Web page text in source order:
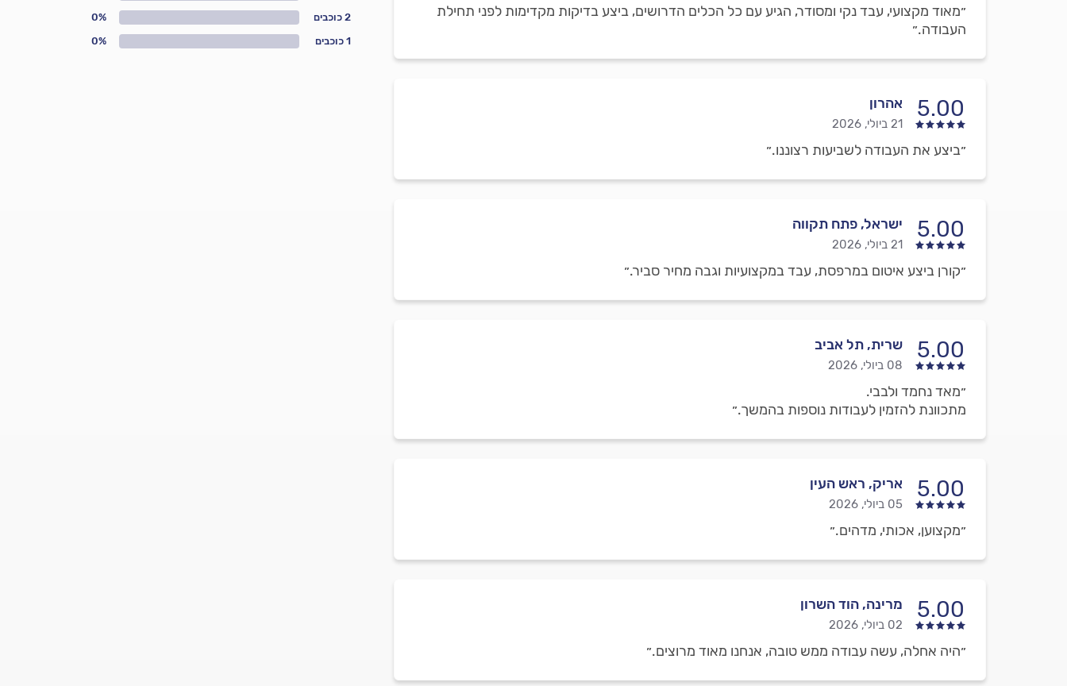
1 כוכבים 0%
2 כוכבים 0%
״מאוד מקצועי, עבד נקי ומסודר, הגיע עם כל הכלים הדרושים, ביצע בדיקות מקדימות לפני תחילת
העבודה.״
5.00 אהרון
21 ביולי, 2026
״ביצע את העבודה לשביעות רצוננו.״
5.00 ישראל, פתח תקווה
21 ביולי, 2026
״קורן ביצע איטום במרפסת, עבד במקצועיות וגבה מחיר סביר.״
5.00 שרית, תל אביב
08 ביולי, 2026
״מאד נחמד ולבבי.
מתכוונת להזמין לעבודות נוספות בהמשך.״
5.00 אריק, ראש העין
05 ביולי, 2026
״מקצוען, אכותי, מדהים.״
5.00 מרינה, הוד השרון
02 ביולי, 2026
״היה אחלה, עשה עבודה ממש טובה, אנחנו מאוד מרוצים.״